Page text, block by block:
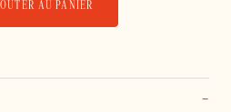
AU PANIER